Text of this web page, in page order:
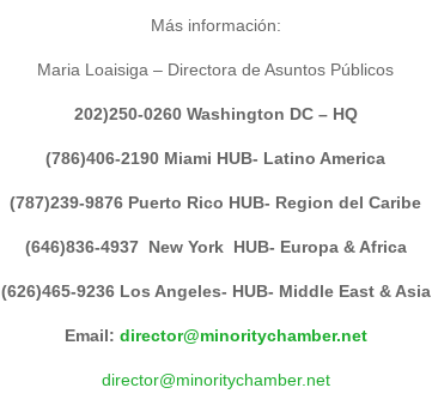
Más información:
Maria Loaisiga – Directora de Asuntos Públicos
202)250-0260 Washington DC – HQ
(786)406-2190 Miami HUB- Latino America
(787)239-9876 Puerto Rico HUB- Region del Caribe
(646)836-4937 New York HUB- Europa & Africa
(626)465-9236 Los Angeles- HUB- Middle East & Asia
Email: director@minoritychamber.net
director@minoritychamber.net